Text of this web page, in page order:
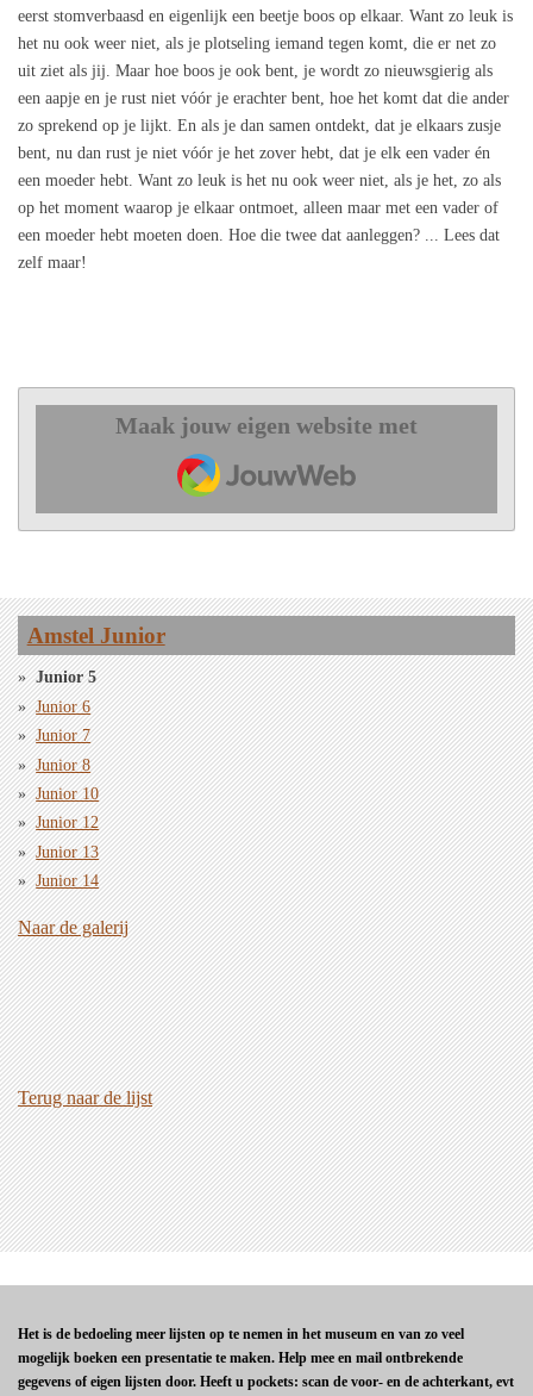
eerst stomverbaasd en eigenlijk een beetje boos op elkaar. Want zo leuk is
het nu ook weer niet, als je plotseling iemand tegen komt, die er net zo
uit ziet als jij. Maar hoe boos je ook bent, je wordt zo nieuwsgierig als
een aapje en je rust niet vóór je erachter bent, hoe het komt dat die ander
zo sprekend op je lijkt. En als je dan samen ontdekt, dat je elkaars zusje
bent, nu dan rust je niet vóór je het zover hebt, dat je elk een vader én
een moeder hebt. Want zo leuk is het nu ook weer niet, als je het, zo als
op het moment waarop je elkaar ontmoet, alleen maar met een vader of
een moeder hebt moeten doen. Hoe die twee dat aanleggen? ... Lees dat
zelf maar!
Maak jouw eigen website met
JouwWeb
Amstel Junior
Junior 5
Junior 6
Junior 7
Junior 8
Junior 10
Junior 12
Junior 13
Junior 14
Naar de galerij
Terug naar de lijst
Het is de bedoeling meer lijsten op te nemen in het museum en van zo veel
mogelijk boeken een presentatie te maken. Help mee en mail ontbrekende
gegevens of eigen lijsten door. Heeft u pockets: scan de voor- en de achterkant, evt